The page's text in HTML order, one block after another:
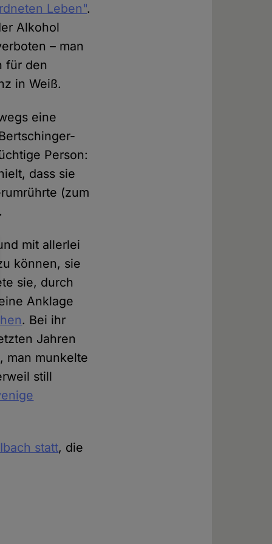
Leben".
Alkohol
– man
für den
in Weiß.
eine
Person:
dass sie
(zum
mit allerlei
können, sie
sie, durch
Anklage
. Bei ihr
Jahren
man munkelte
still
statt, die